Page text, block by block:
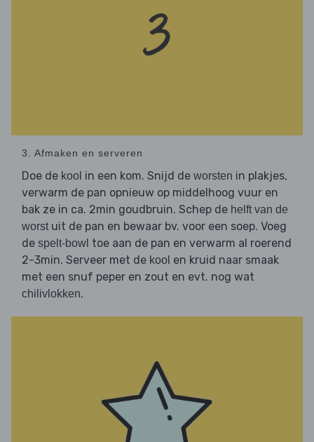
3. Afmaken en serveren
Doe de kool in een kom. Snijd de worsten in plakjes,
verwarm de pan opnieuw op middelhoog vuur en
bak ze in ca. 2min goudbruin. Schep de helft van de
worstuit de pan en bewaar bv. voor een soep. Voeg
de spelt-bowl toe aan de pan en verwarm al roerend
2-3min. Serveer met de kool en kruid naar smaak
met een snuf peper en zout en evt. nog wat
chilivlokken.